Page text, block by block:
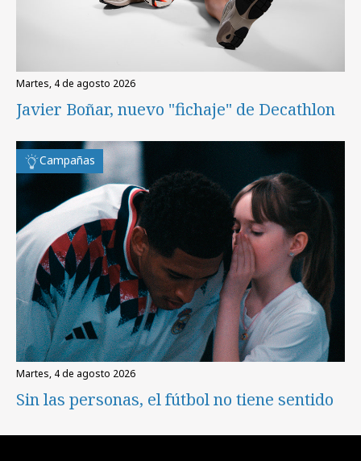
martes, 4 de agosto 2026
Javier Boñar, nuevo "fichaje" de Decathlon
Campañas
martes, 4 de agosto 2026
Sin las personas, el fútbol no tiene sentido